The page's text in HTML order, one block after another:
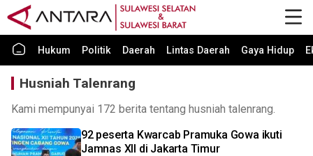
Hukum Politik Daerah Lintas Daerah Gaya Hidup
Husniah Talenrang
Kami mempunyai 172 berita tentang husniah talenrang.
92 peserta Kwarcab Pramuka Gowa ikuti
Jamnas XII di Jakarta Timur